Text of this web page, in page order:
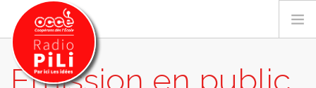
Emission en public